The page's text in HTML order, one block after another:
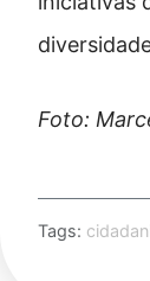
Foto:
Tags: